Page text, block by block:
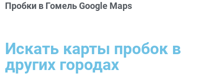
Пробки в Гомель Google Maps
Искать карты пробок в
других городах